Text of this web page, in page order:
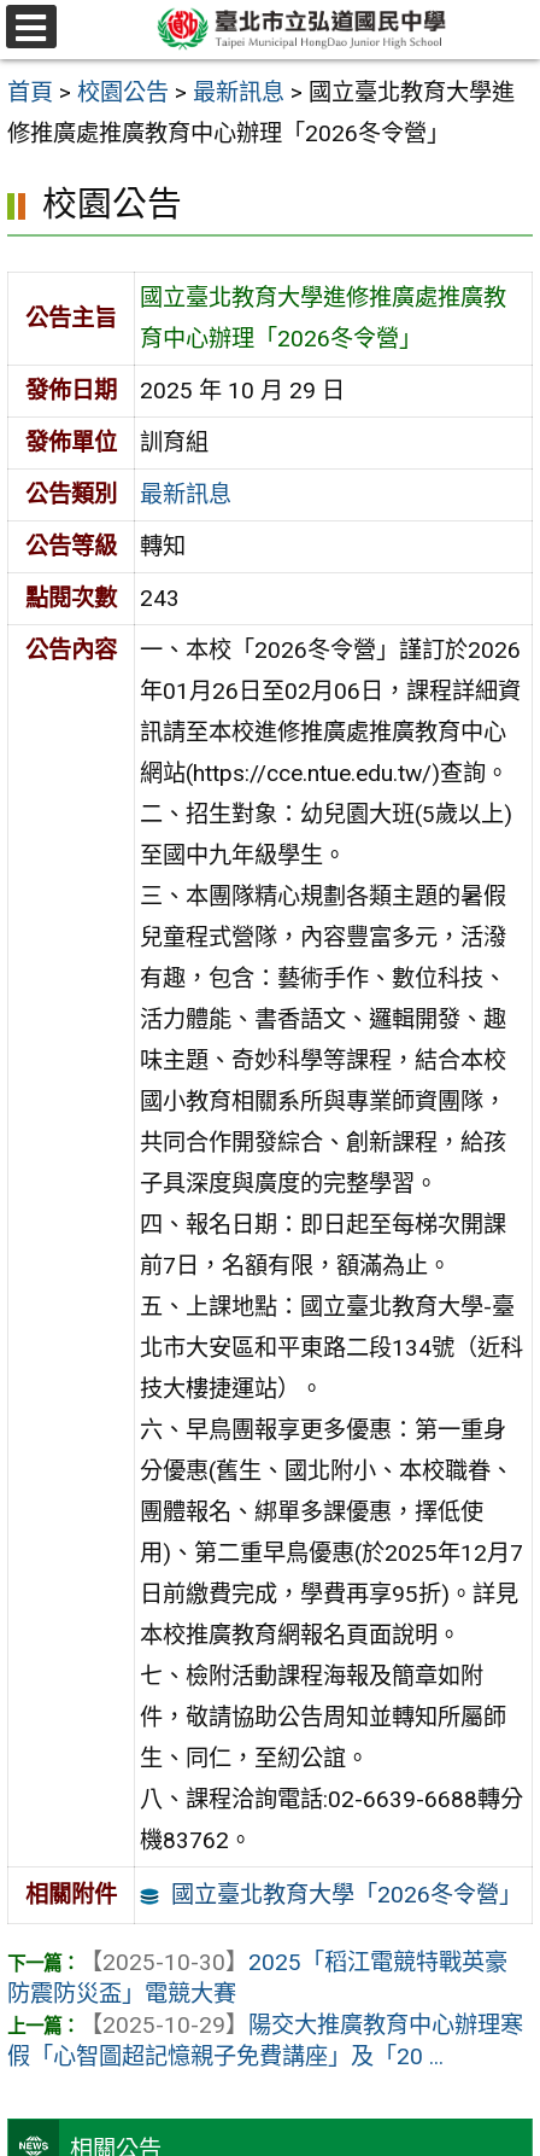
跳
至
主
要
容
區
選
單
首頁 > 校園公告 > 最新訊息 > 國立臺北教育大學進
修推廣處推廣教育中心辦理「2026冬令營」
相關公告
校園公告
公告主旨
國立臺北教育大學進修推廣處推廣教
育中心辦理「2026冬令營」
發佈日期
2025 年 10 月 29 日
發佈單位
訓育組
公告類別
最新訊息
公告等級
轉知
點閱次數
243
公告內容
一、本校「2026冬令營」謹訂於2026
年01月26日至02月06日，課程詳細資
訊請至本校進修推廣處推廣教育中心
網站(https://cce.ntue.edu.tw/)查詢。
二、招生對象：幼兒園大班(5歲以上)
至國中九年級學生。
三、本團隊精心規劃各類主題的暑假
兒童程式營隊，內容豐富多元，活潑
有趣，包含：藝術手作、數位科技、
活力體能、書香語文、邏輯開發、趣
味主題、奇妙科學等課程，結合本校
國小教育相關系所與專業師資團隊，
共同合作開發綜合、創新課程，給孩
子具深度與廣度的完整學習。
四、報名日期：即日起至每梯次開課
前7日，名額有限，額滿為止。
五、上課地點：國立臺北教育大學-臺
北市大安區和平東路二段134號（近科
技大樓捷運站）。
六、早鳥團報享更多優惠：第一重身
分優惠(舊生、國北附小、本校職眷、
團體報名、綁單多課優惠，擇低使
用)、第二重早鳥優惠(於2025年12月7
日前繳費完成，學費再享95折)。詳見
本校推廣教育網報名頁面說明。
七、檢附活動課程海報及簡章如附
件，敬請協助公告周知並轉知所屬師
生、同仁，至紉公誼。
八、課程洽詢電話:02-6639-6688轉分
機83762。
相關附件
國立臺北教育大學「2026冬令營」
【2025-10-30】 2025「稻江電競特戰英豪
防震防災盃」電競大賽
【2025-10-29】
陽交大推廣教育中心辦理寒
假「心智圖超記憶親子免費講座」及「20 ...